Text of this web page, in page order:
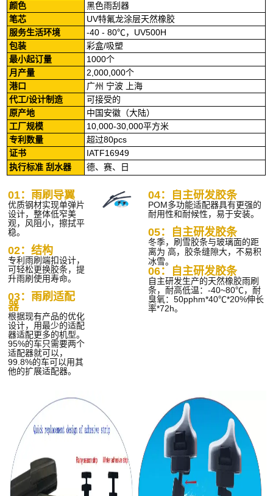
颜色
黑色雨刮器
笔芯
UV特氟龙涂层天然橡胶
服务生活环境
-40 - 80℃，UV500H
包装
彩盒/吸塑
最小起订量
1000个
月产量
2,000,000个
港口
广州 宁波 上海
代工/设计制造
可接受的
原产地
中国安徽（大陆）
工厂规模
10,000-30,000平方米
专利数量
超过80pcs
证书
IATF16949
执行标准 刮水器 德、赛、日
01：雨刷导翼
优质钢材实现单弹片
设计，整体低窄美
观，风阻小，擦拭平
稳。
02：结构
专利雨刷端扣设计，
可轻松更换胶条，提
升雨刷使用寿命。
03：雨刷适配
器
根据现有产品的优化
设计，用最少的适配
器适配更多的机型。
95%的车只需要两个
适配器就可以，
99.8%的车可以用其
他的扩展适配器。
04：自主研发胶条
POM多功能适配器具有更强的
耐用性和耐候性，易于安装。
05：自主研发胶条
冬季，刷雪胶条与玻璃面的距
离为高，胶条缝隙大，不易积
冰雪。
06：自主研发胶条
自主研发生产的天然橡胶雨刷
条，耐高低温：-40~80℃，耐
臭氧：50pphm*40℃*20%伸长
率*72h。